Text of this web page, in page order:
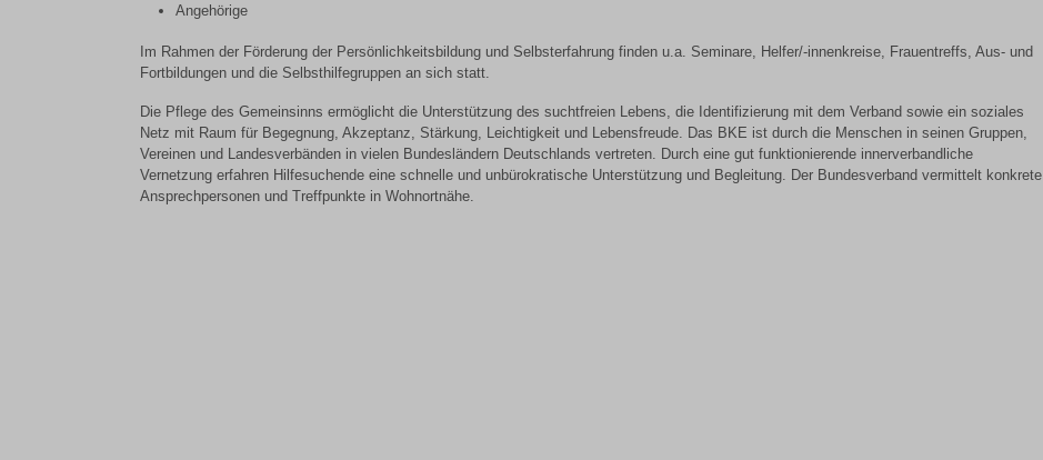
Angehörige
Im Rahmen der Förderung der Persönlichkeitsbildung und Selbsterfahrung finden u.a. Seminare, Helfer/-innenkreise, Frauentreffs, Aus- und
Fortbildungen und die Selbsthilfegruppen an sich statt.
Die Pflege des Gemeinsinns ermöglicht die Unterstützung des suchtfreien Lebens, die Identifizierung mit dem Verband sowie ein soziales
Netz mit Raum für Begegnung, Akzeptanz, Stärkung, Leichtigkeit und Lebensfreude. Das BKE ist durch die Menschen in seinen Gruppen,
Vereinen und Landesverbänden in vielen Bundesländern Deutschlands vertreten. Durch eine gut funktionierende innerverbandliche
Vernetzung erfahren Hilfesuchende eine schnelle und unbürokratische Unterstützung und Begleitung. Der Bundesverband vermittelt konkrete
Ansprechpersonen und Treffpunkte in Wohnortnähe.